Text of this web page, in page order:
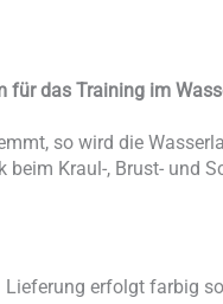
für das Training im
so wird die
beim Kraul-, Brust- und
erfolgt farbig